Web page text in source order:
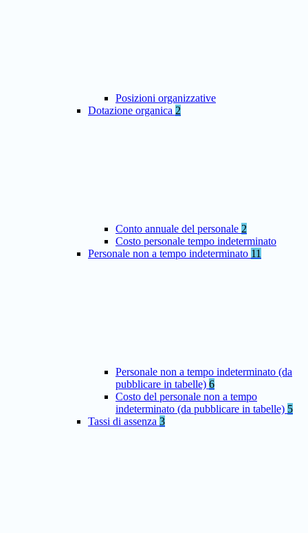
Posizioni organizzative
Dotazione organica 2
Conto annuale del personale 2
Costo personale tempo indeterminato
Personale non a tempo indeterminato 11
Personale non a tempo indeterminato (da
pubblicare in tabelle) 6
Costo del personale non a tempo
indeterminato (da pubblicare in tabelle) 5
Tassi di assenza 3